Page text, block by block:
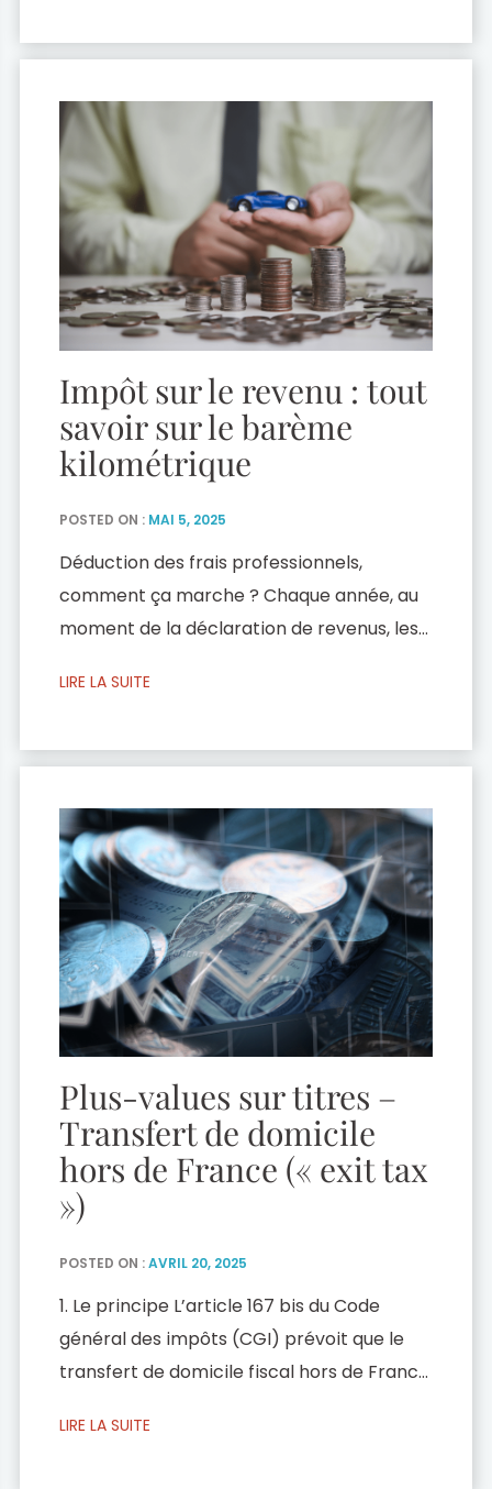
ce que vous devez savoir pour être en
finances pour 2025 réforme la […]
Impôt sur le revenu : tout
savoir sur le barème
kilométrique
POSTED ON : MAI 5, 2025
Déduction des frais professionnels,
comment ça marche ? Chaque année, au
moment de la déclaration de revenus, les
forfaitaire automatique de 10 % appliquée
certaines de leurs dépenses courantes,
Cette déduction forfaitaire de 10 % est
automatiquement retranchée […]
LIRE LA SUITE
Plus-values sur titres –
Transfert de domicile
hors de France (« exit tax
»)
POSTED ON :AVRIL 20, 2025
1. Le principe L’article 167 bis du Code
général des impôts (CGI) prévoit que le
transfert de domicile fiscal hors de France
sur le revenu et aux prélèvements sociaux
LIRE LA SUITE